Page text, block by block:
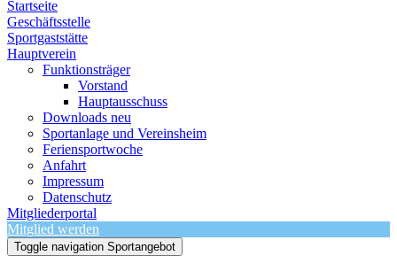
Startseite
Geschäftsstelle
Sportgaststätte
Hauptverein
Funktionsträger
Vorstand
Hauptausschuss
Downloads neu
Sportanlage und Vereinsheim
Feriensportwoche
Anfahrt
Impressum
Datenschutz
Mitgliederportal
Mitglied werden
Toggle navigation Sportangebot